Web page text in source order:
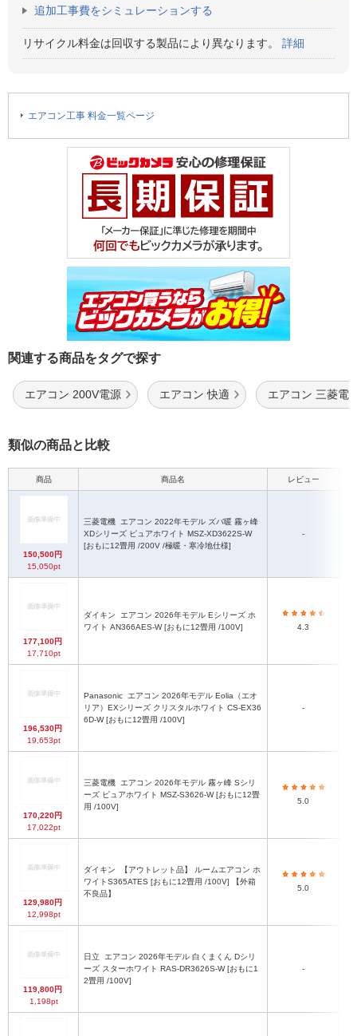
追加工事費をシミュレーションする
リサイクル料金は回収する製品により異なります。 詳細
エアコン工事 料金一覧ページ
関連する商品をタグで探す
エアコン 200V電源 エアコン 快適 エアコン 三菱電
類似の商品と比較
商品 商品名 レビュー
150,500円
15,050pt
三菱電機
XDシリーズ ピュアホワイト MSZ-XD3622S-W
[おもに12畳用 /200V /極暖・寒冷地仕様]
-
177,100円
17,710pt
ダイキン
ワイト AN366AES-W [おもに12畳用 /100V]
4.3
196,530円
19,653pt
Panasonic
リア）EXシリーズ クリスタルホワイト CS-EX36
6D-W [おもに12畳用 /100V]
-
170,220円
17,022pt
三菱電機
ーズ ピュアホワイト MSZ-S3626-W [おもに12畳
用 /100V]
5.0
129,980円
12,998pt
ダイキン
ワイトS365ATES [おもに12畳用 /100V] 【外箱
不良品】
5.0
119,800円
1,198pt
日立
ーズ スターホワイト RAS-DR3626S-W [おもに1
2畳用 /100V]
-